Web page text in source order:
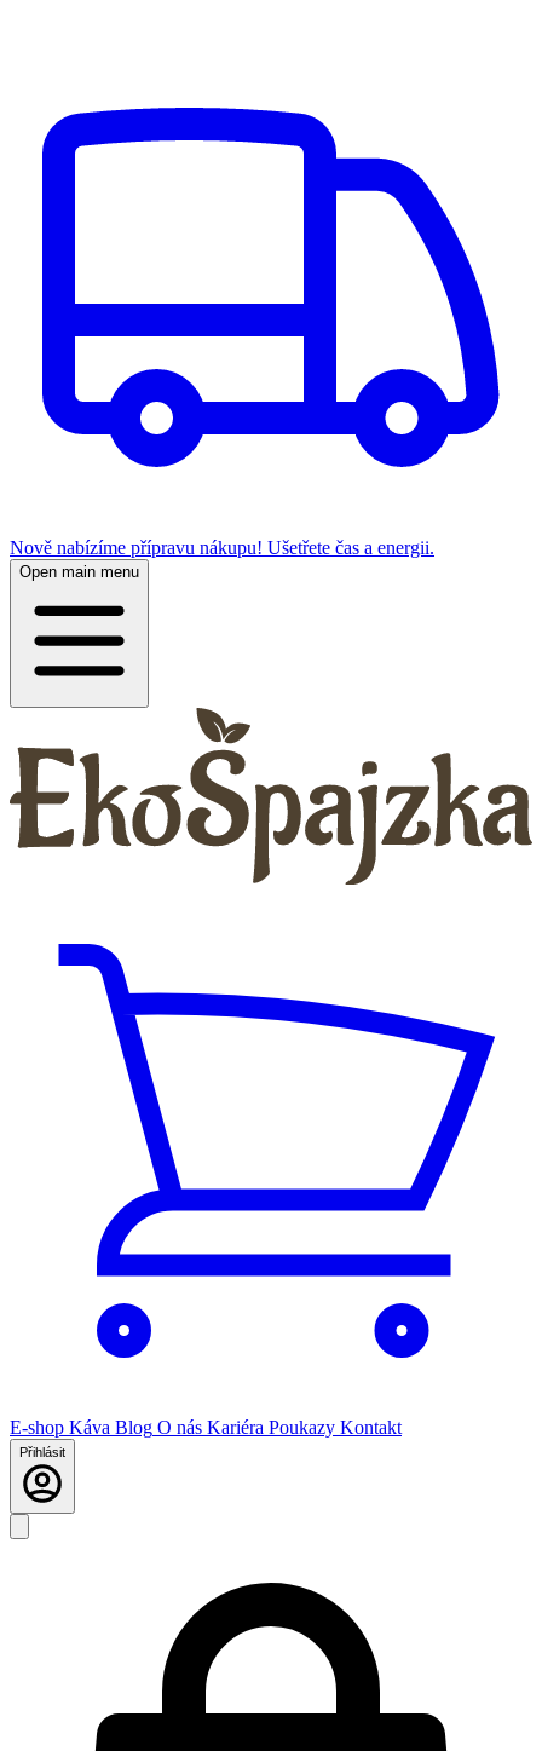
Nově nabízíme přípravu nákupu! Ušetřete čas a energii.
Open main menu
E-shop Káva Blog O nás Kariéra Poukazy Kontakt
Přihlásit